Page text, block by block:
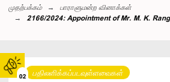
02
முதற்பக்கம்
பாராளுமன்ற வினாக்கள்
2166/2024: Appointment of Mr. M. K.
பதிலளிக்கப்படவுள்ளவைகள்